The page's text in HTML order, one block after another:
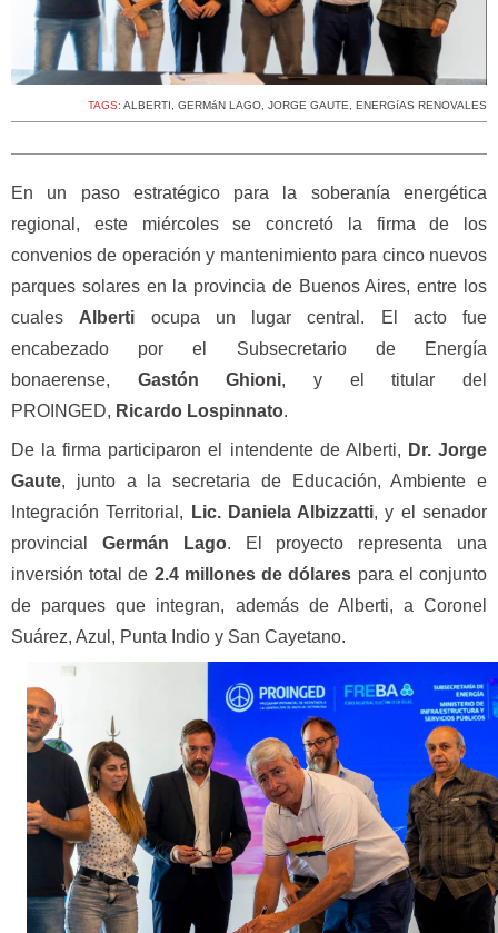
TAGS: ALBERTI , GERMáN LAGO, JORGE GAUTE, ENERGíAS RENOVALES
En un paso estratégico para la soberanía energética
regional, este miércoles se concretó la firma de los
convenios de operación y mantenimiento para cinco nuevos
parques solares en la provincia de Buenos Aires, entre los
cuales Alberti ocupa un lugar central. El acto fue
encabezado por el Subsecretario de Energía
bonaerense, Gastón Ghioni, y el titular del
PROINGED, Ricardo Lospinnato.
De la firma participaron el intendente de Alberti, Dr. Jorge
Gaute, junto a la secretaria de Educación, Ambiente e
Integración Territorial,
Lic. Daniela Albizzatti, y el senador
provincial Germán Lago. El proyecto representa una
inversión total de 2.4 millones de dólares para el conjunto
de parques que integran, además de Alberti, a Coronel
Suárez, Azul, Punta Indio y San Cayetano.